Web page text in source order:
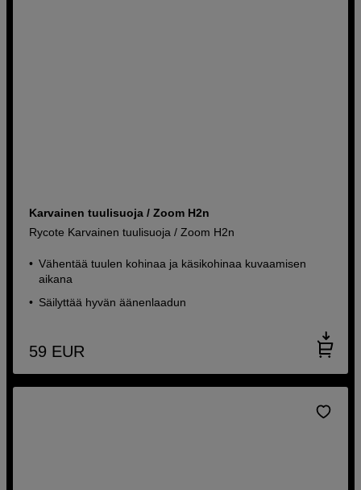
Karvainen tuulisuoja / Zoom H2n
Rycote Karvainen tuulisuoja / Zoom H2n
Vähentää tuulen kohinaa ja käsikohinaa kuvaamisen
aikana
Säilyttää hyvän äänenlaadun
59 EUR